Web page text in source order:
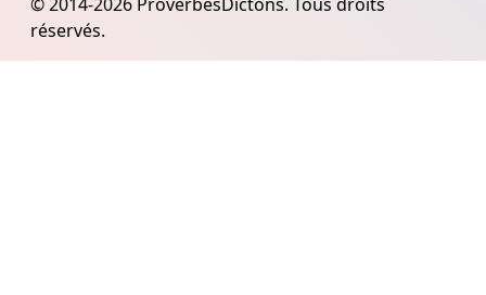
réservés.